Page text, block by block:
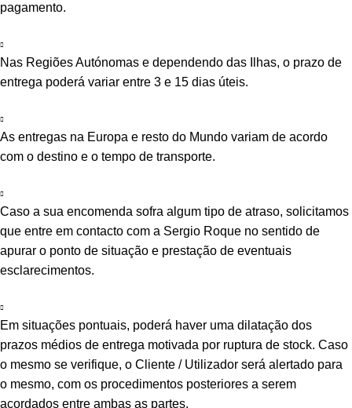
pagamento.
Nas Regiões Autónomas e dependendo das Ilhas, o prazo de
entrega poderá variar entre 3 e 15 dias úteis.
As entregas na Europa e resto do Mundo variam de acordo
com o destino e o tempo de transporte.
Caso a sua encomenda sofra algum tipo de atraso, solicitamos
que entre em contacto com a Sergio Roque no sentido de
apurar o ponto de situação e prestação de eventuais
esclarecimentos.
Em situações pontuais, poderá haver uma dilatação dos
prazos médios de entrega motivada por ruptura de stock. Caso
o mesmo se verifique, o Cliente / Utilizador será alertado para
o mesmo, com os procedimentos posteriores a serem
acordados entre ambas as partes.